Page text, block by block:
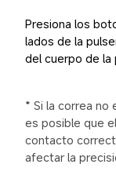
Presiona los
lados de la
del cuerpo de la
* Si la correa
es posible que
contacto
afectar la